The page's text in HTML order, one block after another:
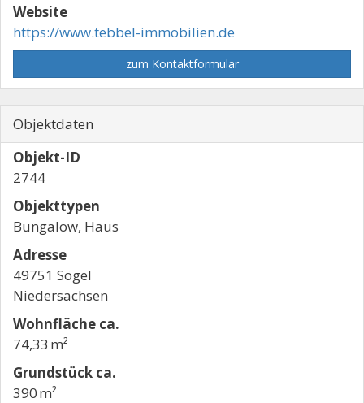
Website
https://www.tebbel-immobilien.de
zum Kontaktformular
Objektdaten
Objekt-ID
2744
Objekttypen
Bungalow, Haus
Adresse
49751 Sögel
Niedersachsen
Wohnfläche ca.
74,33 m²
Grund­stück ca.
390 m²